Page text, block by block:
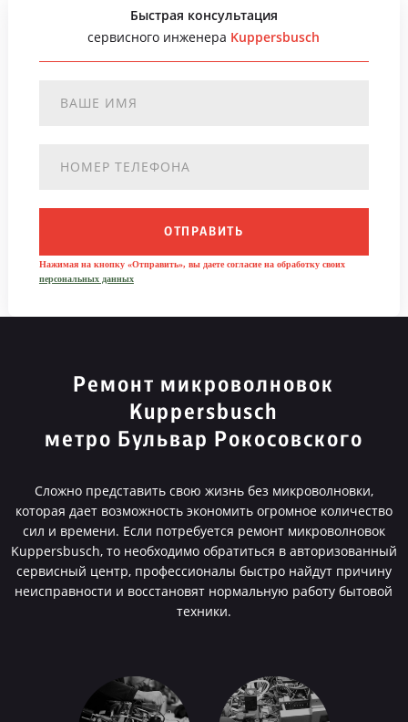
Быстрая консультация
сервисного инженера Kuppersbusch
ОТПРАВИТЬ
Нажимая на кнопку «Отправить», вы даете согласие на обработку своих
персональных данных
Ремонт микроволновок
Kuppersbusch
метро Бульвар Рокосовского
Сложно представить свою жизнь без микроволновки,
которая дает возможность экономить огромное количество
сил и времени. Если потребуется ремонт микроволновок
Kuppersbusch, то необходимо обратиться в авторизованный
сервисный центр, профессионалы быстро найдут причину
неисправности и восстановят нормальную работу бытовой
техники.